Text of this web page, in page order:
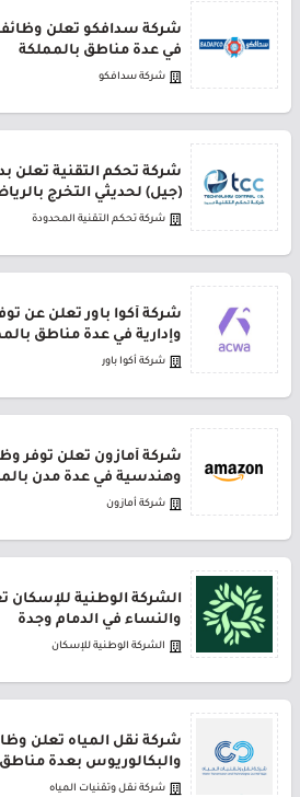
شركة سدافكو تعلن وظائف
في عدة مناطق بالمملكة
شركة سدافكو
شركة تحكم التقنية تعلن
(جيل) لحديثي التخرج
شركة تحكم التقنية المحدودة
شركة أكوا باور تعلن عن
وإدارية في عدة مناطق
شركة أكوا باور
شركة أمازون تعلن توفر
وهندسية في عدة مدن
شركة أمازون
الشركة الوطنية للإسكان
والنساء في الدمام وجدة
الشركة الوطنية للإسكان
شركة نقل المياه تعلن
والبكالوريوس بعدة
شركة نقل وتقنيات المياه